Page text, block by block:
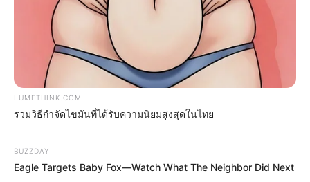
วันที่ 1 ส.ค. 2569 วันคล้ายวันสำเร็จ
มรรคผลพระโพธิสัตว์กวนอิม
สีมงคล
LUMETHINK.COM
รวมวิธีกำจัดไขมันที่ได้รับความนิยมสูงสุดในไทย
BUZZDAY
Eagle Targets Baby Fox—Watch What The Neighbor Did Next